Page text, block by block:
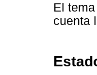
El
cuenta